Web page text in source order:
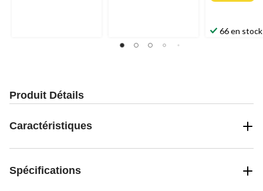
66 en stock
Produit Détails
Caractéristiques
Spécifications